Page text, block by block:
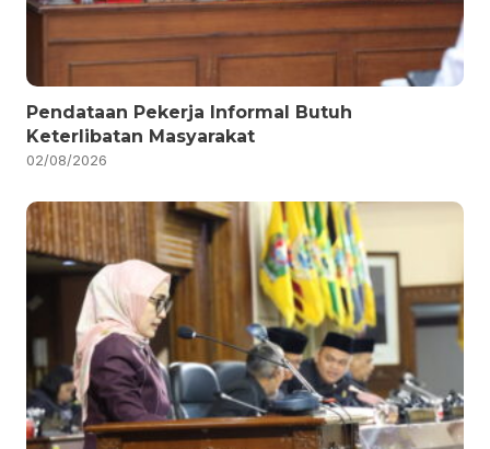
Pendataan Pekerja Informal Butuh
Keterlibatan Masyarakat
02/08/2026